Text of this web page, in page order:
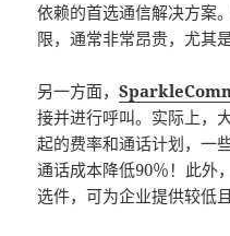
依赖的首选通信解决方案
限，通常非常昂贵，尤其
另一方面，
接并进行呼叫。实际上，
起的费率和通话计划，一
通话成本降低90％！此外
选件，可为企业提供较低